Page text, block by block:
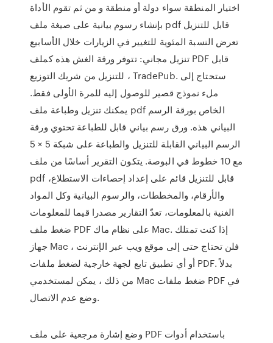
اختيار المنطقة سواء دولة أو منطقة و من ثم تقوم الأداة
بإنشاء رسوم بيانية على صيغة ملف pdf قابل للتنزيل
تعرض النسبة المئوية للتغيير في الزيارات خلال الأسابيع
تنزيل مجاني: تتوفر ورقة الغش هذه كملف PDF قابل
للتنزيل من شريك التوزيع ، TradePub. ستحتاج إلى
ملء نموذج قصير للوصول إليه للمرة الأولى فقط.
يمكنك تنزيل وطباعة ملف pdf الخاص بورقة الرسم
البياني هذه. ورق رسم بياني قابل للطباعة تحتوي ورقة
الرسم البياني القابلة للتنزيل والطباعة على شبكة 5 × 5
مع 10 خطوط في البوصة. يتكون التقرير أساسًا من ملف
pdf قابل للتنزيل قائم على إعداد إحصاءات الاستطلاع،
والأرقام، والمخططات، والرسوم البيانية وكل المواد
الغنية بالمعلومات، تعدّ التقارير مصدرا قيما للمعلومات
ضغط ملف PDF على نظام ماك Mac. إذا كنت تمتلك
جهاز Mac ، فلن تحتاج حتى إلى موقع ويب عبر الإنترنت
أو أي تطبيق تابع لجهة خارجية لضغط ملفات PDF. بدلاً
من ذلك ، يمكن لمستخدمي Mac ضغط ملفات PDF في
وضع عدم الاتصال.
وضع إشارة مرجعية على ملف PDF باستخدام أدوات